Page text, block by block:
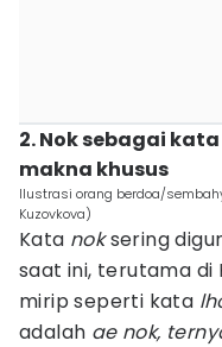
2. Nok sebagai
makna khusus
Ilustrasi orang berdoa/
Kuzovkova)
Kata noksering
saat ini, terutama di
mirip seperti kata
adalah ae nok,